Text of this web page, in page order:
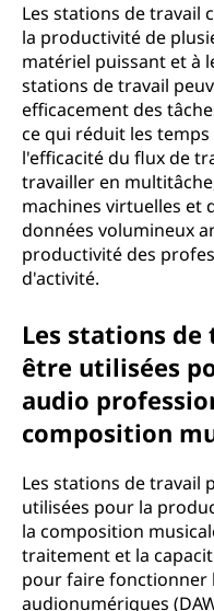
Les stations de travail
la productivité de
matériel puissant et à
stations de travail
efficacement des
ce qui réduit les
l'efficacité du flux de
travailler en
machines virtuelles et
données volumineux
productivité des
d'activité.
Les stations
être utilisées
audio
composition
Les stations de travail
utilisées pour la
la composition
traitement et la
pour faire fonctionner
audionumériques